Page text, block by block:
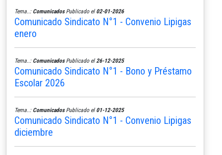
Tema..: ComunicadosPublicado el 02-01-2026
Comunicado Sindicato N°1 - Convenio Lipigas
enero
Tema..: ComunicadosPublicado el 26-12-2025
Comunicado Sindicato N°1 - Bono y Préstamo
Escolar 2026
Tema..: ComunicadosPublicado el 01-12-2025
Comunicado Sindicato N°1 - Convenio Lipigas
diciembre